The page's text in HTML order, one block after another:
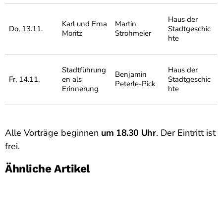
Do, 13.11.
Karl und Erna
Moritz
Martin
Strohmeier
Haus der
Stadtgeschic
hte
Fr, 14.11.
Stadtführung
en als
Erinnerung
Benjamin
Peterle-Pick
Haus der
Stadtgeschic
hte
Alle Vorträge beginnen um 18.30 Uhr. Der Eintritt ist
frei.
Ähnliche Artikel